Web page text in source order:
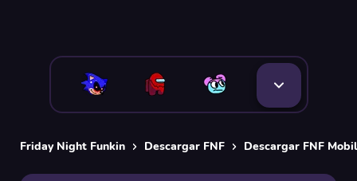
Friday Night Funkin Descargar FNF Descargar FNF